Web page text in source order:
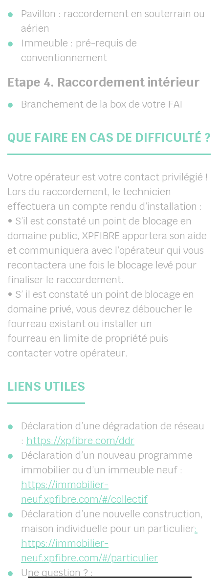
Pavillon : raccordement en souterrain ou
aérien
Immeuble : pré-requis de
conventionnement
Etape 4. Raccordement intérieur
Branchement de la box de votre FAI
QUE FAIRE EN CAS DE DIFFICULTÉ ?
Votre opérateur est votre contact privilégié !
Lors du raccordement, le technicien
effectuera un compte rendu d’installation :
• S’il est constaté un point de blocage en
domaine public, XPFIBRE apportera son aide
et communiquera avec l’opérateur qui vous
recontactera une fois le blocage levé pour
finaliser le raccordement.
• S’ il est constaté un point de blocage en
domaine privé, vous devrez déboucher le
fourreau existant ou installer un
fourreau en limite de propriété puis
contacter votre opérateur.
LIENS UTILES
Déclaration d’une dégradation de réseau
: https://xpfibre.com/ddr
Déclaration d’un nouveau programme
immobilier ou d’un immeuble neuf :
https://immobilier-
neuf.xpfibre.com/#/collectif
Déclaration d’une nouvelle construction,
maison individuelle pour un particulier:
https://immobilier-
neuf.xpfibre.com/#/particulier
Une question ? :